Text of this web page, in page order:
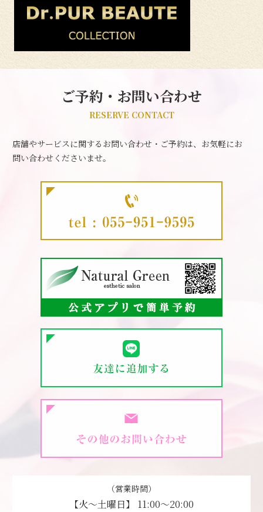
ご予約・お問い合わせ
RESERVE CONTACT
店舗やサービスに関するお問い合わせ・ご予約は、お気軽にお
問い合わせくださいませ。
（営業時間）
【火～土曜日】 11:00～20:00